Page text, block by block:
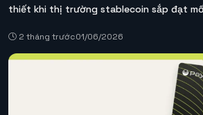
thiết khi thị trường stablecoin sắp đạt
2 tháng trước01/06/2026